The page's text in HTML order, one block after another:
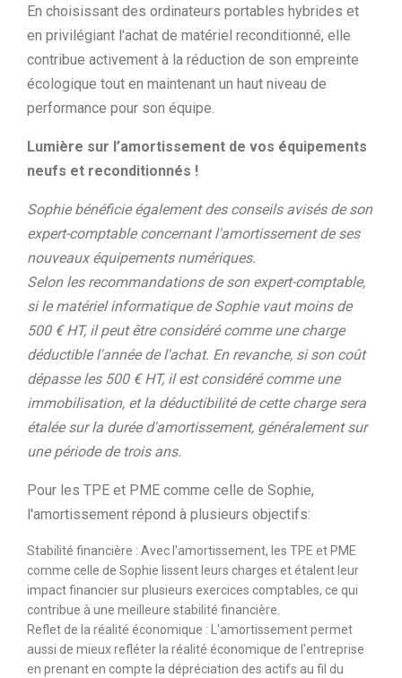
En choisissant des ordinateurs portables hybrides et
en privilégiant l'achat de matériel reconditionné, elle
contribue activement à la réduction de son empreinte
écologique tout en maintenant un haut niveau de
performance pour son équipe.
Lumière sur l’amortissement de vos équipements
neufs et reconditionnés !
Sophie bénéficie également des conseils avisés de son
expert-comptable concernant l'amortissement de ses
nouveaux équipements numériques.
Selon les recommandations de son expert-comptable,
si le matériel informatique de Sophie vaut moins de
500 € HT, il peut être considéré comme une charge
déductible l'année de l'achat. En revanche, si son coût
dépasse les 500 € HT, il est considéré comme une
immobilisation, et la déductibilité de cette charge sera
étalée sur la durée d'amortissement, généralement sur
une période de trois ans.
Pour les TPE et PME comme celle de Sophie,
l'amortissement répond à plusieurs objectifs:
Stabilité financière : Avec l'amortissement, les TPE et PME
comme celle de Sophie lissent leurs charges et étalent leur
impact financier sur plusieurs exercices comptables, ce qui
contribue à une meilleure stabilité financière.
Reflet de la réalité économique : L'amortissement permet
aussi de mieux refléter la réalité économique de l'entreprise
en prenant en compte la dépréciation des actifs au fil du